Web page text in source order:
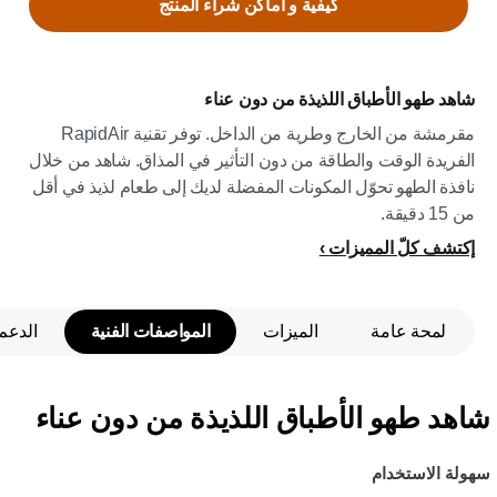
شاهد طهو الأطباق اللذيذة من دون عناء
مقرمشة من الخارج وطرية من الداخل. توفر تقنية RapidAir
الفريدة الوقت والطاقة من دون التأثير في المذاق. شاهد من خلال
نافذة الطهو تحوّل المكونات المفضلة لديك إلى طعام لذيذ في أقل
من 15 دقيقة.
إكتشف كلّ المميزات
كيفية و اماكن شراء المنتج
لمحة عامة الميزات المواصفات الفنية
شاهد طهو الأطباق اللذيذة من دون عناء
سهولة الاستخدام